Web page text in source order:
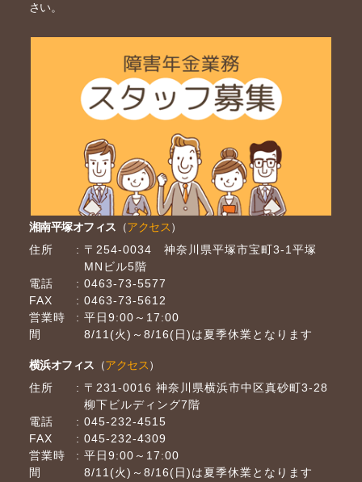
さい。
湘南平塚オフィス （アクセス）
住所
〒254-0034 神奈川県平塚市宝町3-1平塚
MNビル5階
電話
0463-73-5577
FAX
0463-73-5612
営業時
間
平日9:00～17:00
8/11(火)～8/16(日)は夏季休業となります
横浜オフィス （アクセス）
住所
〒231-0016 神奈川県横浜市中区真砂町3-28
柳下ビルディング7階
電話
045-232-4515
FAX
045-232-4309
営業時
間
平日9:00～17:00
8/11(火)～8/16(日)は夏季休業となります